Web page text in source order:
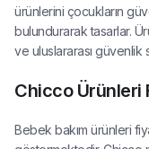
ürünlerini çocukların
bulundurarak tasarlar.
ve uluslararası güvenlik
Chicco Ürünleri
Bebek bakım ürünleri